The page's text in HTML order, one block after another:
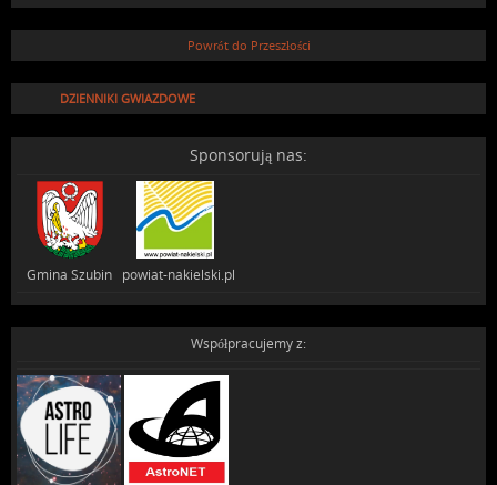
Powrót do Przeszłości
DZIENNIKI GWIAZDOWE
Sponsorują nas:
Gmina Szubin powiat-nakielski.pl
Współpracujemy z: